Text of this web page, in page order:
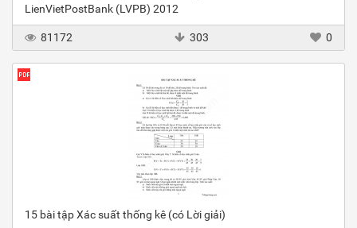
LienVietPostBank (LVPB) 2012
81172 303 0
15 bài tập Xác suất thống kê (có Lời giải)